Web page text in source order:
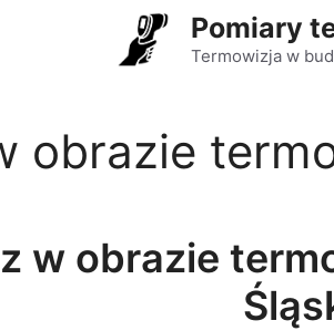
Pomiary
Termowizja w
obrazie
w obrazie